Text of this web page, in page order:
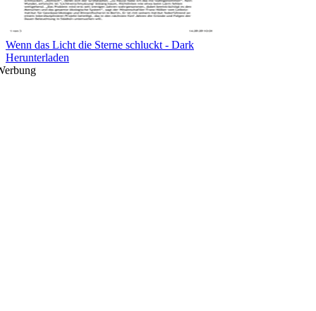
Wenn das Licht die Sterne schluckt - Dark
Herunterladen